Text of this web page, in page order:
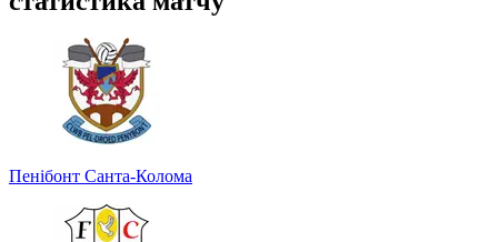
Пенібонт Санта-Колома